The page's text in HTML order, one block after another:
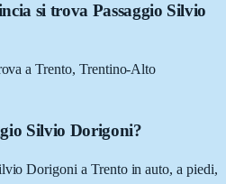
si trova Passaggio Silvio
a Trento, Trentino-Alto
Silvio Dorigoni?
Dorigoni a Trento in auto, a piedi,